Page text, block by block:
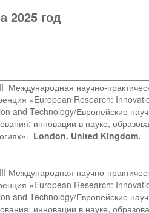
2025 год
Международная научно-
«European Research:
and Technology/Европейские
инновации в науке,
London. United Kingdom.
Международная научно-
«European Research:
and Technology/Европейские
инновации в науке,